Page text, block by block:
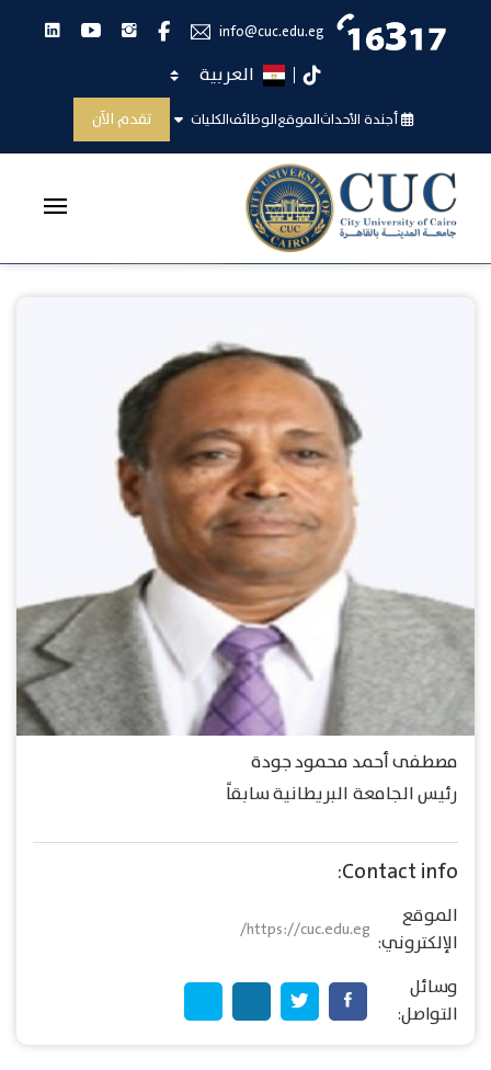
info@cuc.edu.eg فيس بوكانستجراميوتيوبلينكدان
تيك توكاختر اللغة
أجندة الأحداثالموقعالوظائفالكليات تقدم الآن
الرئيسية مصطفى أحمد محمود جودة
مصطفى أحمد محمود جودة
رئيس الجامعة البريطانية سابقاً
Contact info:
الموقع
الإلكتروني:
https://cuc.edu.eg/
وسائل
التواصل: